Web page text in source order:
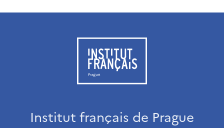
Institut français de Prague